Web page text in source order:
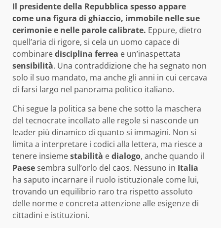
Il presidente della Repubblica spesso appare
come una figura di ghiaccio, immobile nelle sue
cerimonie e nelle parole calibrate. Eppure, dietro
quell’aria di rigore, si cela un uomo capace di
combinaredisciplina ferrea e un’inaspettata
sensibilità. Una contraddizione che ha segnato non
solo il suo mandato, ma anche gli anni in cui cercava
di farsi largo nel panorama politico italiano.
Chi segue la politica sa bene che sotto la maschera
del tecnocrate incollato alle regole si nasconde un
leader più dinamico di quanto si immagini. Non si
limita a interpretare i codici alla lettera, ma riesce a
tenere insiemestabilità edialogo, anche quando il
Paesesembra sull’orlo del caos. Nessuno in Italia
ha saputo incarnare il ruolo istituzionale come lui,
trovando un equilibrio raro tra rispetto assoluto
delle norme e concreta attenzione alle esigenze di
cittadini e istituzioni.